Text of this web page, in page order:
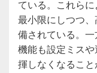
ている。これら
最小限にしつつ
備されている。
機能も設定ミス
揮しなくなるこ